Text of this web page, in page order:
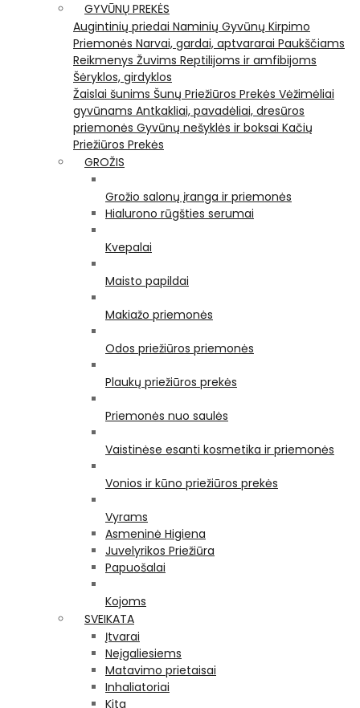
GYVŪNŲ PREKĖS
Augintinių priedai Naminių Gyvūnų Kirpimo
Priemonės Narvai, gardai, aptvararai Paukščiams
Reikmenys Žuvims Reptilijoms ir amfibijoms
Šėryklos, girdyklos
Žaislai šunims Šunų Priežiūros Prekės Vėžimėliai
gyvūnams Antkakliai, pavadėliai, dresūros
priemonės Gyvūnų nešyklės ir boksai Kačių
Priežiūros Prekės
GROŽIS
Grožio salonų įranga ir priemonės
Hialurono rūgšties serumai
Kvepalai
Maisto papildai
Makiažo priemonės
Odos priežiūros priemonės
Plaukų priežiūros prekės
Priemonės nuo saulės
Vaistinėse esanti kosmetika ir priemonės
Vonios ir kūno priežiūros prekės
Vyrams
Asmeninė Higiena
Juvelyrikos Priežiūra
Papuošalai
Kojoms
SVEIKATA
Įtvarai
Neįgaliesiems
Matavimo prietaisai
Inhaliatoriai
Kita